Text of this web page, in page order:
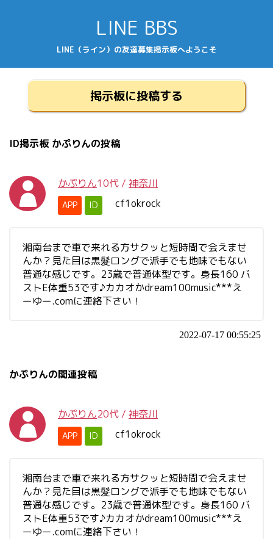
LINE BBS
LINE（ライン）の友達募集掲示板へようこそ
掲示板に投稿する
ID掲示板 かぷりんの投稿
かぷりん10代 / 神奈川
APP ID cf1okrock
湘南台まで車で来れる方サクッと短時間で会えませ
んか？見た目は黒髮ロングで派手でも地味でもない
普通な感じです。23歳で普通体型です。身長160 バ
ストE体重53です♪カカオかdream100music***え
ーゆー.comに連絡下さい！
2022-07-17 00:55:25
かぷりんの関連投稿
かぷりん20代 / 神奈川
APP ID cf1okrock
湘南台まで車で来れる方サクッと短時間で会えませ
んか？見た目は黒髮ロングで派手でも地味でもない
普通な感じです。23歳で普通体型です。身長160 バ
ストE体重53です♪カカオかdream100music***え
ーゆー.comに連絡下さい！